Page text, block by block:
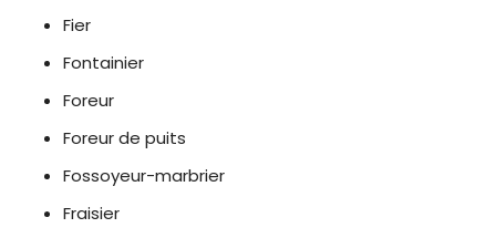
Fier
Fontainier
Foreur
Foreur de puits
Fossoyeur-marbrier
Fraisier